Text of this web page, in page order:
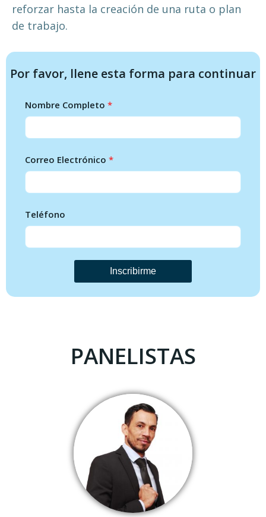
reforzar hasta la creación de una ruta o plan
de trabajo.
Por favor, llene esta forma para continuar
Nombre Completo *
Correo Electrónico *
Teléfono
Inscribirme
PANELISTAS